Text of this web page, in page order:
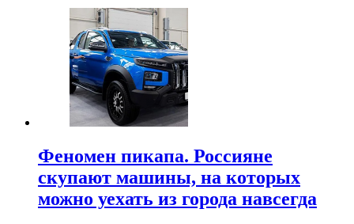
Феномен пикапа. Россияне
скупают машины, на которых
можно уехать из города навсегда